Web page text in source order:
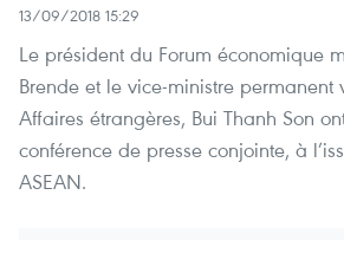
13/09/2018 15:29
Le président du Forum économique
Brende et le vice-ministre permanent
Affaires étrangères, Bui Thanh Son
conférence de presse conjointe, à
ASEAN.